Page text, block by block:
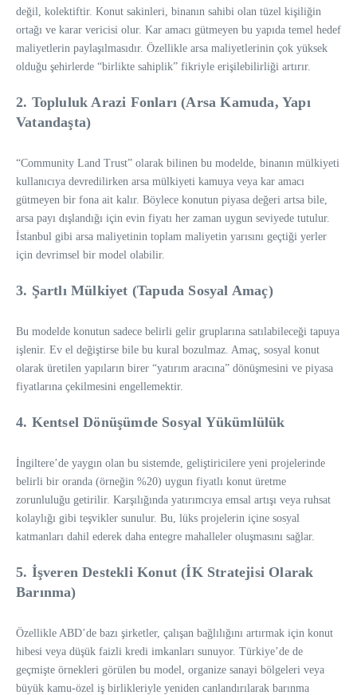
değil, kolektiftir. Konut sakinleri, binanın sahibi olan tüzel kişiliğin
ortağı ve karar vericisi olur. Kar amacı gütmeyen bu yapıda temel hedef
maliyetlerin paylaşılmasıdır. Özellikle arsa maliyetlerinin çok yüksek
olduğu şehirlerde “birlikte sahiplik” fikriyle erişilebilirliği artırır.
2. Topluluk Arazi Fonları (Arsa Kamuda, Yapı
Vatandaşta)
“Community Land Trust” olarak bilinen bu modelde, binanın mülkiyeti
kullanıcıya devredilirken arsa mülkiyeti kamuya veya kar amacı
gütmeyen bir fona ait kalır. Böylece konutun piyasa değeri artsa bile,
arsa payı dışlandığı için evin fiyatı her zaman uygun seviyede tutulur.
İstanbul gibi arsa maliyetinin toplam maliyetin yarısını geçtiği yerler
için devrimsel bir model olabilir.
3. Şartlı Mülkiyet (Tapuda Sosyal Amaç)
Bu modelde konutun sadece belirli gelir gruplarına satılabileceği tapuya
işlenir. Ev el değiştirse bile bu kural bozulmaz. Amaç, sosyal konut
olarak üretilen yapıların birer “yatırım aracına” dönüşmesini ve piyasa
fiyatlarına çekilmesini engellemektir.
4. Kentsel Dönüşümde Sosyal Yükümlülük
İngiltere’de yaygın olan bu sistemde, geliştiricilere yeni projelerinde
belirli bir oranda (örneğin %20) uygun fiyatlı konut üretme
zorunluluğu getirilir. Karşılığında yatırımcıya emsal artışı veya ruhsat
kolaylığı gibi teşvikler sunulur. Bu, lüks projelerin içine sosyal
katmanları dahil ederek daha entegre mahalleler oluşmasını sağlar.
5. İşveren Destekli Konut (İK Stratejisi Olarak
Barınma)
Özellikle ABD’de bazı şirketler, çalışan bağlılığını artırmak için konut
hibesi veya düşük faizli kredi imkanları sunuyor. Türkiye’de de
geçmişte örnekleri görülen bu model, organize sanayi bölgeleri veya
büyük kamu-özel iş birlikleriyle yeniden canlandırılarak barınma